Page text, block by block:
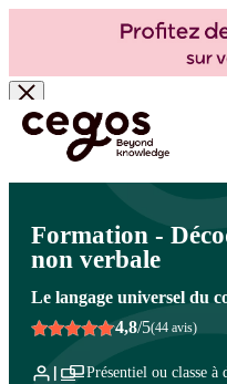
Skip to main content
Vous êtes ici : Accueil >Cegos,
professionnelle>Prise de parole en
Formation -
non verbale
Le langage universel du
4,8/5(44 avis)
Présentiel ou classe à